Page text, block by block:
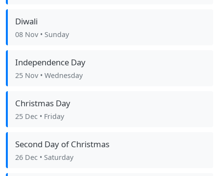
Diwali
08 Nov • Sunday
Independence Day
25 Nov • Wednesday
Christmas Day
25 Dec • Friday
Second Day of Christmas
26 Dec • Saturday